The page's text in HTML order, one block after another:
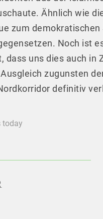
Ähnlich wie
zum
Noch ist
dass uns dies auch
zugunsten
definitiv
today